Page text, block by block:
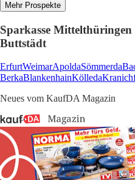
Mehr Prospekte
Sparkasse
Buttstädt
ErfurtWeimarApoldaSömmerda
BerkaBlankenhainKölleda
Neues vom KaufDA Magazin